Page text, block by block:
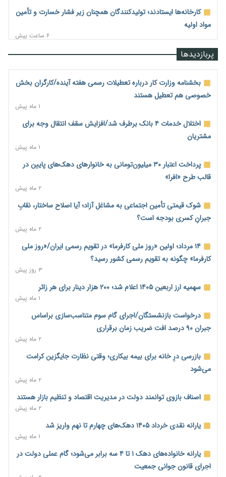
کارخانه‌ها ایستادند؛ تولیدکنندگان همچنان زیر فشار خسارت و تأمین
مواد اولیه
۶ ساعت پیش
قیمت مسکن در دست سازنده‌های خرد؛ چگونه «عددسازی» بازار
منابع صندوق ملی مسکن به متقاضیان رسید؛ اولویت با پروژه‌های
هشدار درباره آینده صندوق‌های بازنشستگی؛ اعتماد بیمه‌پردازان را
ترمیم مزد در راه است؟ تأکید بر افزایش مزد پایه و شفافیت سبد
وام بدون رتبه اعتباری؛ صندوق کارآفرینی امید از حمایت متفاوت
ناترازی برق ۳۰ درصد کاهش یافت؛ وعده وزارت نیرو برای رفع
محدودیت صنایع
۸ ساعت پیش
ورود بخش خصوصی به حکمرانی اشتغال؛ «یاوران پیشرفت»
امسال گسترده‌تر می‌شود
۸ ساعت پیش
مطالبه کارگران جنوب برای پرداخت «حق جنگ»؛ از نفت و گاز تا
شبکه برق
۸ ساعت پیش
حساب‌های شرکت ملی نفت در بانک صنعت و معدن مسدود شد؛
بدهی یک میلیارد دلاری
درآمد کارگزاری‌ها چقدر است؟ کانون کارگزاران اعداد منتشرشده در
فضای مجازی را تکذیب کرد
پربازدیدها
بخشنامه وزارت کار درباره تعطیلات رسمی هفته آینده/کارگران بخش
خصوصی هم تعطیل هستند
۱ ماه پیش
اختلال خدمات ۴ بانک برطرف شد/افزایش سقف انتقال وجه برای
مشتریان
۱ ماه پیش
پرداخت اعتبار ۳۰ میلیون‌تومانی به خانوارهای دهک‌های پایین در
قالب طرح «افرا»
۲ ماه پیش
شوک قیمتی تأمین اجتماعی به مشاغل آزاد؛ آیا اصلاح ساختار، نقابِ
جبرانِ کسری بودجه است؟
۲ ماه پیش
۱۴ مرداد؛ اولین «روز ملی کارفرما» در تقویم رسمی ایران/«روز ملی
کارفرما» چگونه به تقویم رسمی کشور رسید؟
۳ روز پیش
سهمیه ارز اربعین ۱۴۰۵ اعلام شد؛ ۲۰۰ هزار دینار برای هر زائر
۱ ماه پیش
درخواست بازنشستگان/اجرای گام سوم متناسب‌سازی براساس
جبران ۹۰ درصد افت ضریب زمان برقراری
۲ ماه پیش
بازرسی درِ خانه برای بیمه بیکاری؛ وقتی نظارت جایگزین کرامت
می‌شود
۲ ماه پیش
اصناف بازوی توانمند دولت در مدیریت اقتصاد و تنظیم بازار هستند
۲ ماه پیش
یارانه نقدی خرداد ۱۴۰۵ دهک‌های چهارم تا نهم واریز شد
۱ ماه پیش
یارانه خانواده‌های دهک ۱ تا ۴ سه برابر می‌شود؛ گام عملی دولت در
اجرای قانون جوانی جمعیت